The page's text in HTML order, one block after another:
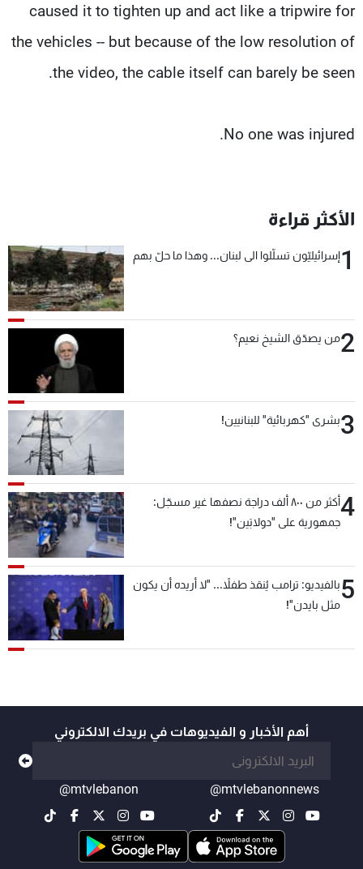
caused it to tighten up and act like a tripwire for
the vehicles -- but because of the low resolution of
the video, the cable itself can barely be seen.
No one was injured.
الأكثر قراءة
1إسرائيليّون تسلّلوا الى لبنان... وهذا ما حلّ بهم
2من يصدّق الشيخ نعيم؟
3بشرى "كهربائية" للبنانيين!
4
أكثر من ٨٠٠ ألف دراجة نصفها غير مسجّل:
جمهورية على "دولابَين"!
5بالفيديو: ترامب يُنقذ طفلاً... "لا أريده أن يكون
مثل بايدن"!
أهم الأخبار و الفيديوهات في بريدك الالكتروني
@mtvlebanonnews
@mtvlebanon